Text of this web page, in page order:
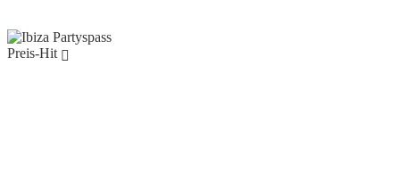
Preis-Hit